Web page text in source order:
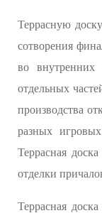
Террасную
сотворения
во
отдельных
производства
разных
Террасная
отделки
Террасная